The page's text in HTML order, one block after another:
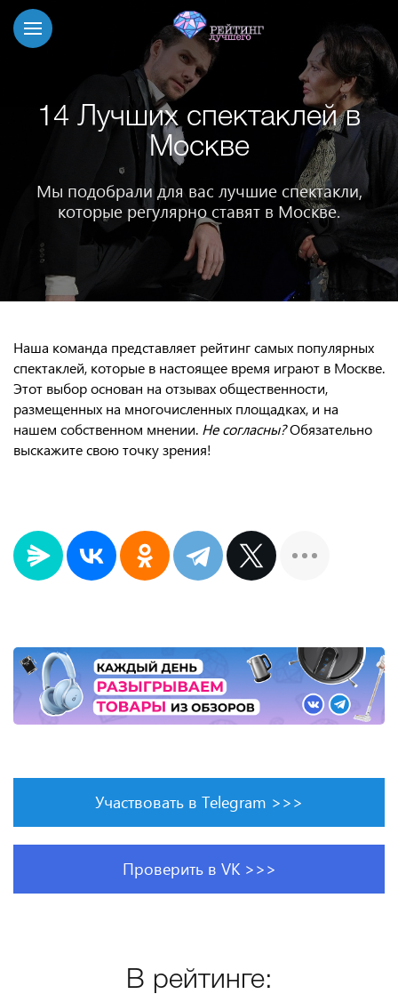
14 Лучших спектаклей в
Москве
Мы подобрали для вас лучшие спектакли,
которые регулярно ставят в Москве.
Наша команда представляет рейтинг самых популярных
спектаклей, которые в настоящее время играют в Москве.
Этот выбор основан на отзывах общественности,
размещенных на многочисленных площадках, и на
нашем собственном мнении. Не согласны?Обязательно
выскажите свою точку зрения!
Участвовать в Telegram >>>
Проверить в VK >>>
В рейтинге: